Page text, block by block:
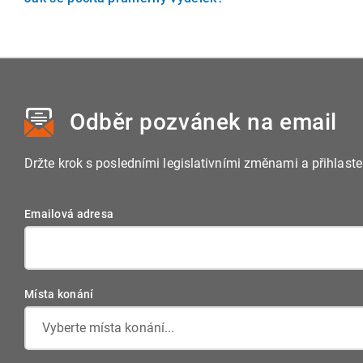
Odběr pozvánek na email
Držte krok s posledními legislativními změnami a
Emailová adresa
Místa konání
Vyberte místa konání...